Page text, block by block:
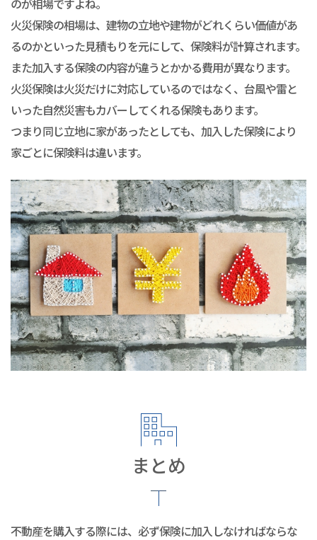
火災保険の相場は、建物の立地や建物がどれくらい価値があ
るのかといった見積もりを元にして、保険料が計算されます。
また加入する保険の内容が違うとかかる費用が異なります。
火災保険は火災だけに対応しているのではなく、台風や雷と
いった自然災害もカバーしてくれる保険もあります。
つまり同じ立地に家があったとしても、加入した保険により
家ごとに保険料は違います。
まとめ
不動産を購入する際には、必ず保険に加入しなければならな